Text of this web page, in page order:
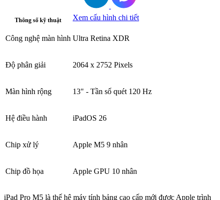
Thông số kỹ thuật Xem cấu hình chi tiết
Công nghệ màn hình Ultra Retina XDR
Độ phân giải 2064 x 2752 Pixels
Màn hình rộng 13" - Tần số quét 120 Hz
Hệ điều hành iPadOS 26
Chip xử lý Apple M5 9 nhân
Chip đồ họa Apple GPU 10 nhân
iPad Pro M5 là thế hệ máy tính bảng cao cấp mới được Apple trình